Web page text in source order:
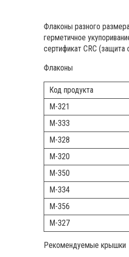
Флаконы разного
герметичное
сертификат CRC (защита
Флаконы
Код продукта
M-321
M-333
M-328
M-320
M-350
M-334
M-356
M-327
Рекомендуемые крышки